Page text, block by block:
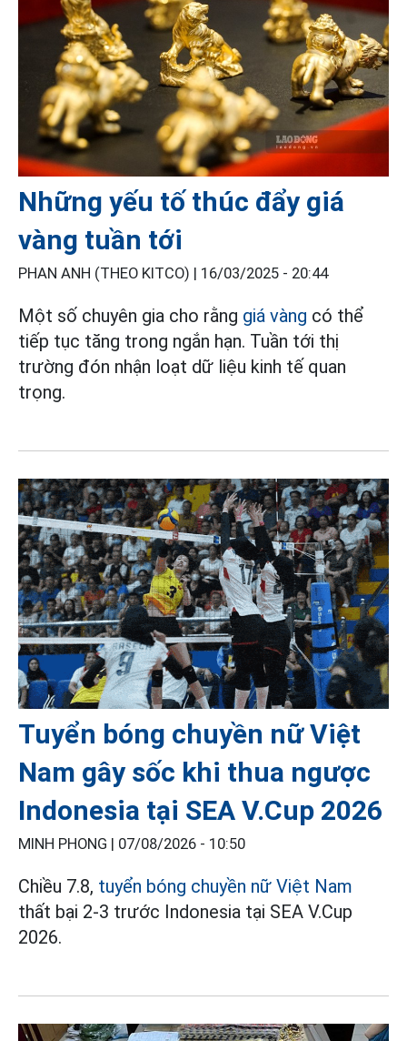
Những yếu tố thúc đẩy giá
vàng tuần tới
PHAN ANH (THEO KITCO) | 16/03/2025 - 20:44
Một số chuyên gia cho rằng giá vàng có thể
tiếp tục tăng trong ngắn hạn. Tuần tới thị
trường đón nhận loạt dữ liệu kinh tế quan
trọng.
Tuyển bóng chuyền nữ Việt
Nam gây sốc khi thua ngược
Indonesia tại SEA V.Cup 2026
MINH PHONG | 07/08/2026 - 10:50
Chiều 7.8, tuyển bóng chuyền nữ Việt Nam
thất bại 2-3 trước Indonesia tại SEA V.Cup
2026.